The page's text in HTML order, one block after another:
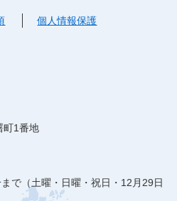
個人情報保護
町1番地
で（土曜・日曜・祝日・12月29日